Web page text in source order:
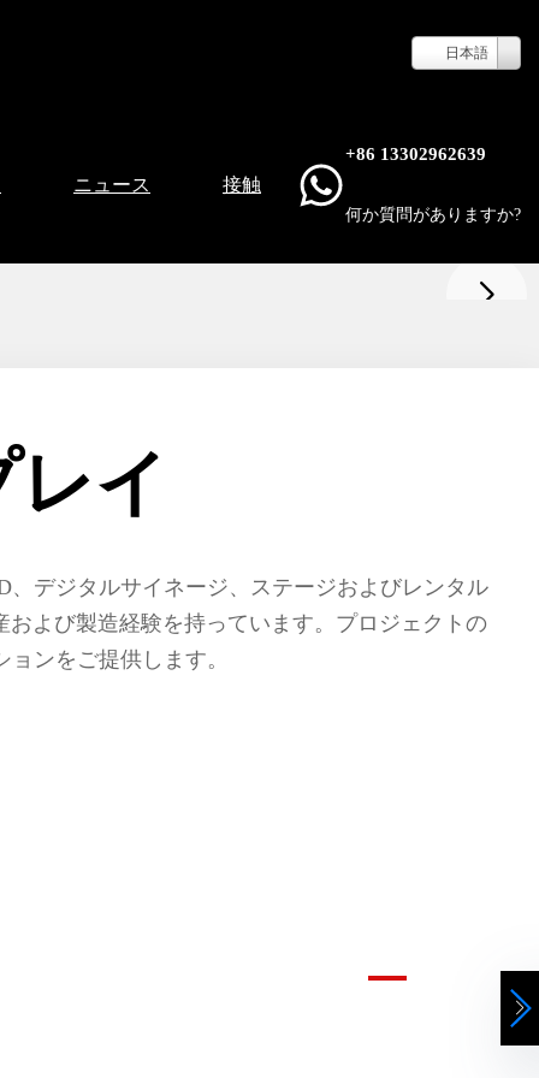
日本語
ニュース 接触
+86 13302962639
何か質問がありますか?
イ
デジタルサイネージ、ステージおよびレンタル
よび製造経験を持っています。プロジェクトの
ンをご提供します。